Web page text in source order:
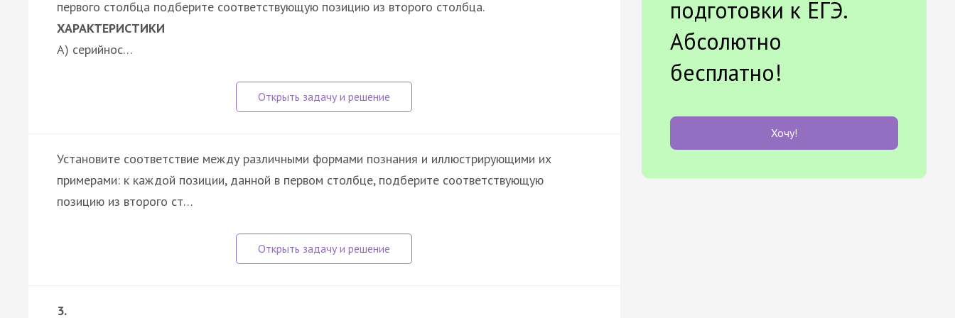
первого столбца подберите соответствующую позицию из второго столбца.
ХАРАКТЕРИСТИКИ
А) серийнос…
Установите соответствие между различными формами познания и иллюстрирующими их
примерами: к каждой позиции, данной в первом столбце, подберите соответствующую
позицию из второго ст…
3.
подготовки к ЕГЭ.
Абсолютно
бесплатно!
Хочу!